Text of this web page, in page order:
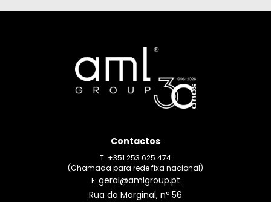
Contactos
T: +351 253 625 474
(Chamada para rede fixa nacional)
E: geral@amlgroup.pt
Rua da Marginal, nº 56